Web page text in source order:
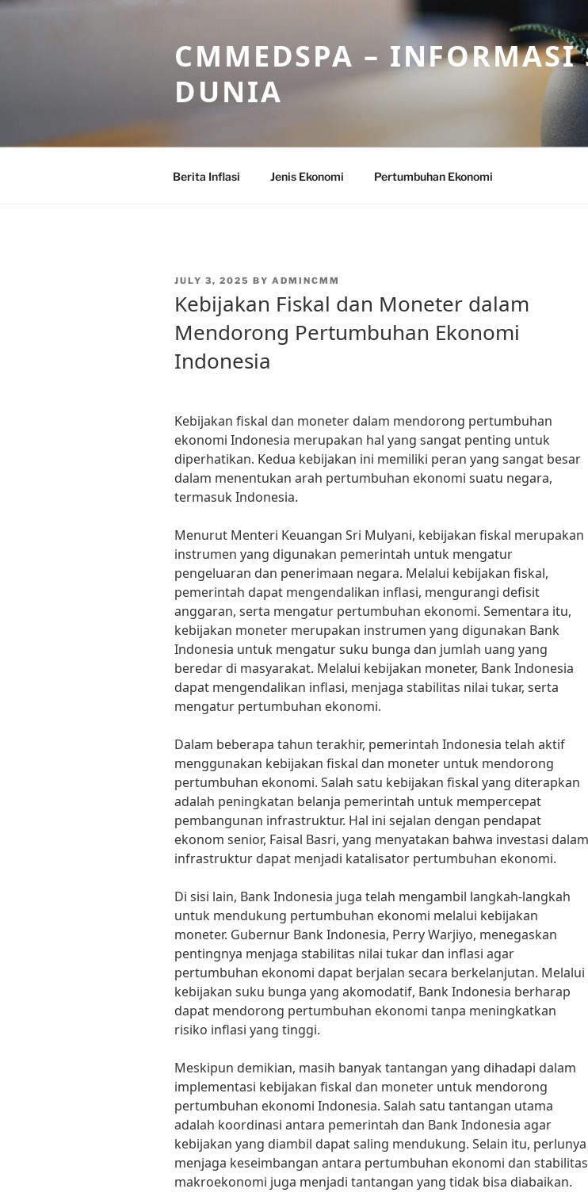
Skip
CMMEDSPA – INFORMASI
DUNIA
Berita Inflasi Jenis Ekonomi Pertumbuhan Ekonomi
POSTED
JULY 3, 2025 BY ADMINCMM
Kebijakan Fiskal dan Moneter dalam
Mendorong Pertumbuhan Ekonomi
Indonesia
Kebijakan fiskal dan moneter dalam mendorong pertumbuhan
ekonomi Indonesia merupakan hal yang sangat penting untuk
diperhatikan. Kedua kebijakan ini memiliki peran yang sangat besar
dalam menentukan arah pertumbuhan ekonomi suatu negara,
termasuk Indonesia.
Menurut Menteri Keuangan Sri Mulyani, kebijakan fiskal merupakan
instrumen yang digunakan pemerintah untuk mengatur
pengeluaran dan penerimaan negara. Melalui kebijakan fiskal,
pemerintah dapat mengendalikan inflasi, mengurangi defisit
anggaran, serta mengatur pertumbuhan ekonomi. Sementara itu,
kebijakan moneter merupakan instrumen yang digunakan Bank
Indonesia untuk mengatur suku bunga dan jumlah uang yang
beredar di masyarakat. Melalui kebijakan moneter, Bank Indonesia
dapat mengendalikan inflasi, menjaga stabilitas nilai tukar, serta
mengatur pertumbuhan ekonomi.
Dalam beberapa tahun terakhir, pemerintah Indonesia telah aktif
menggunakan kebijakan fiskal dan moneter untuk mendorong
pertumbuhan ekonomi. Salah satu kebijakan fiskal yang diterapkan
adalah peningkatan belanja pemerintah untuk mempercepat
pembangunan infrastruktur. Hal ini sejalan dengan pendapat
ekonom senior, Faisal Basri, yang menyatakan bahwa investasi dalam
infrastruktur dapat menjadi katalisator pertumbuhan ekonomi.
Di sisi lain, Bank Indonesia juga telah mengambil langkah-langkah
untuk mendukung pertumbuhan ekonomi melalui kebijakan
moneter. Gubernur Bank Indonesia, Perry Warjiyo, menegaskan
pentingnya menjaga stabilitas nilai tukar dan inflasi agar
pertumbuhan ekonomi dapat berjalan secara berkelanjutan. Melalui
kebijakan suku bunga yang akomodatif, Bank Indonesia berharap
dapat mendorong pertumbuhan ekonomi tanpa meningkatkan
risiko inflasi yang tinggi.
Meskipun demikian, masih banyak tantangan yang dihadapi dalam
implementasi kebijakan fiskal dan moneter untuk mendorong
pertumbuhan ekonomi Indonesia. Salah satu tantangan utama
adalah koordinasi antara pemerintah dan Bank Indonesia agar
kebijakan yang diambil dapat saling mendukung. Selain itu, perlunya
menjaga keseimbangan antara pertumbuhan ekonomi dan stabilitas
makroekonomi juga menjadi tantangan yang tidak bisa diabaikan.